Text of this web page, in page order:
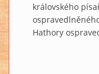
královského
Hathory